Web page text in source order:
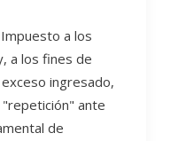
a los
a los fines de
ingresado,
ante
de